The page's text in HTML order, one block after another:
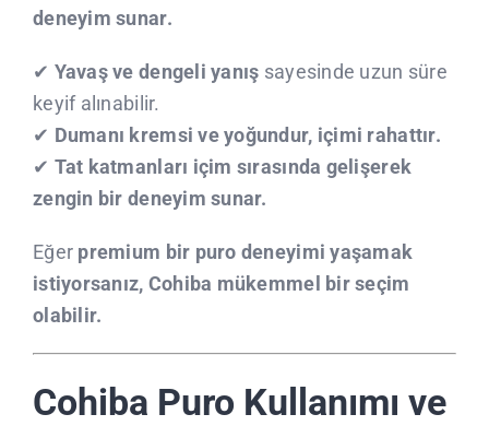
deneyim sunar.
✔ Yavaş ve dengeli yanış sayesinde uzun süre
keyif alınabilir.
✔ Dumanı kremsi ve yoğundur, içimi rahattır.
✔ Tat katmanları içim sırasında gelişerek
zengin bir deneyim sunar.
Eğer premium bir puro deneyimi yaşamak
istiyorsanız, Cohiba mükemmel bir seçim
olabilir.
Cohiba Puro Kullanımı ve